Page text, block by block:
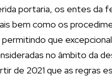
portaria, os entes da
bem como os
que
no âmbito da
de 2021 que as regras